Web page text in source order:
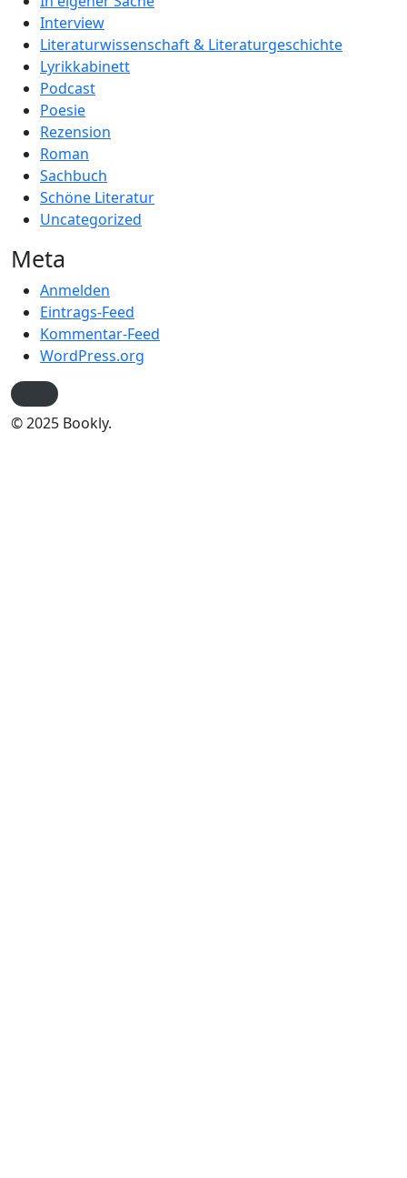
Interview
Literaturwissenschaft & Literaturgeschichte
Lyrikkabinett
Podcast
Poesie
Rezension
Roman
Sachbuch
Schöne Literatur
Uncategorized
Meta
Anmelden
Eintrags-Feed
Kommentar-Feed
WordPress.org
© 2025 Bookly.